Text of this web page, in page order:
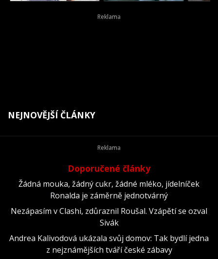
NEJNOVĚJŠÍ ČLÁNKY
Doporučené články
Žádná mouka, žádný cukr, žádné mléko, jídelníček
Ronalda je záměrně jednotvárný
Nezápasím v Clashi, zdůraznil Roušal. Vzápětí se ozval
Sivák
Andrea Kalivodová ukázala svůj domov: Tak bydlí jedna
z nejznámějších tváří české zábavy